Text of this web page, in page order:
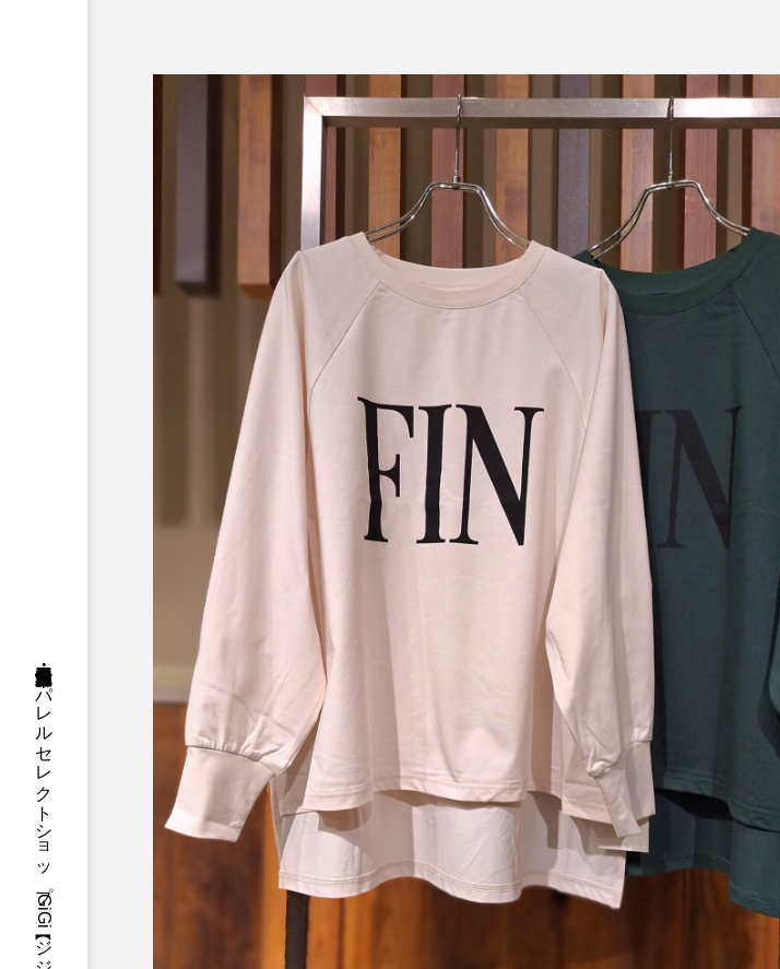
三重県・津市・多気郡・愛知県名古屋市アパレルセレクトショップGiGi【ジジ】